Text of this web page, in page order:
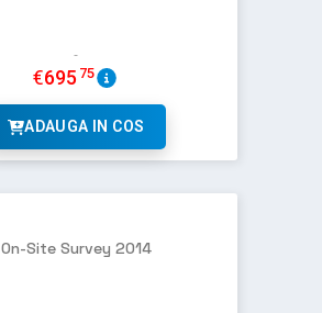
€695 75
ADAUGA IN COS
On-Site Survey 2014